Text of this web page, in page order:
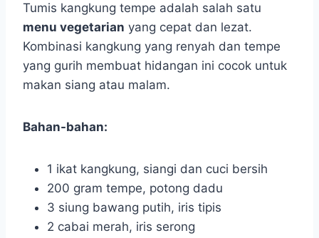
Tumis kangkung tempe adalah salah satu
menu vegetarian yang cepat dan lezat.
Kombinasi kangkung yang renyah dan tempe
yang gurih membuat hidangan ini cocok untuk
makan siang atau malam.
Bahan-bahan:
1 ikat kangkung, siangi dan cuci bersih
200 gram tempe, potong dadu
3 siung bawang putih, iris tipis
2 cabai merah, iris serong